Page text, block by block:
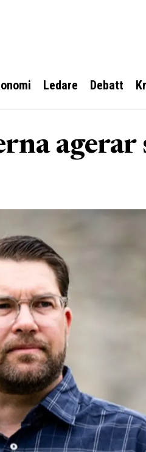
Ledare Debatt
agerar